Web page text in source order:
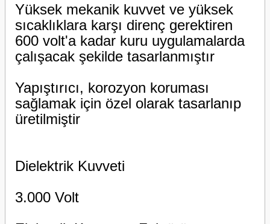
Yüksek mekanik kuvvet ve yüksek
sıcaklıklara karşı direnç gerektiren
600 volt'a kadar kuru uygulamalarda
çalışacak şekilde tasarlanmıştır
Yapıştırıcı, korozyon koruması
sağlamak için özel olarak tasarlanıp
üretilmiştir
Dielektrik Kuvveti
3.000 Volt